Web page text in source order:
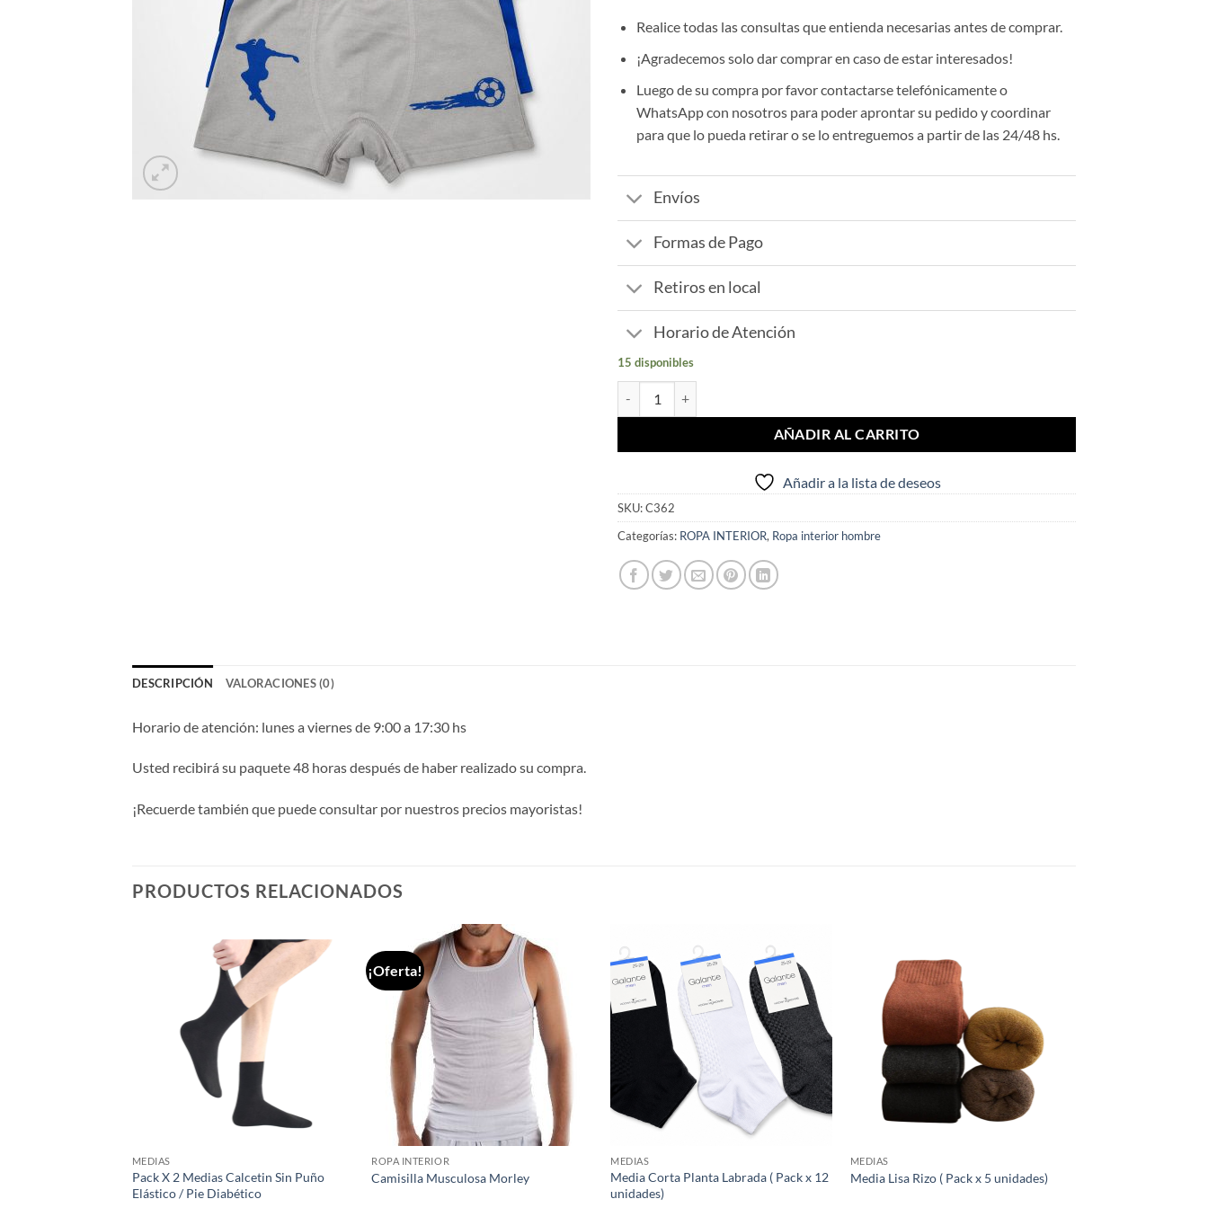
Realice todas las consultas que entienda necesarias antes de comprar.
¡Agradecemos solo dar comprar en caso de estar interesados!
Luego de su compra por favor contactarse telefónicamente o
WhatsApp con nosotros para poder aprontar su pedido y coordinar
para que lo pueda retirar o se lo entreguemos a partir de las 24/48 hs.
Envíos
Formas de Pago
Retiros en local
Horario de Atención
15 disponibles
AÑADIR AL CARRITO
Añadir a la lista de deseos
SKU:C362
Categorías: ROPA INTERIOR, Ropa interior hombre
DESCRIPCIÓN VALORACIONES (0)
Horario de atención: lunes a viernes de 9:00 a 17:30 hs
Usted recibirá su paquete 48 horas después de haber realizado su compra.
¡Recuerde también que puede consultar por nuestros precios mayoristas!
PRODUCTOS RELACIONADOS
MEDIAS
Pack X 2 Medias Calcetin Sin Puño
Elástico / Pie Diabético
¡Oferta!
Añadir
a la
lista de
ROPA INTERIOR
Camisilla Musculosa Morley
Añadir
a la
lista de
deseos
MEDIAS
Media Corta Planta Labrada ( Pack x 12
unidades)
MEDIAS
Media Lisa Rizo ( Pack x 5 unidades)